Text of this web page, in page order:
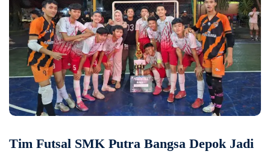
Tim Futsal SMK Putra Bangsa Depok Jadi